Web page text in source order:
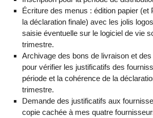
Écriture des menus : édition papier (et
la déclaration finale) avec les jolis
saisie éventuelle sur le logiciel de vie
trimestre.
Archivage des bons de livraison et
pour vérifier les justificatifs des
période et la cohérence de la
trimestre.
Demande des justificatifs aux
copie cachée à mes quatre